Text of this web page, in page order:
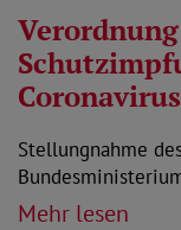
Stellungnahme
Mehr lesen